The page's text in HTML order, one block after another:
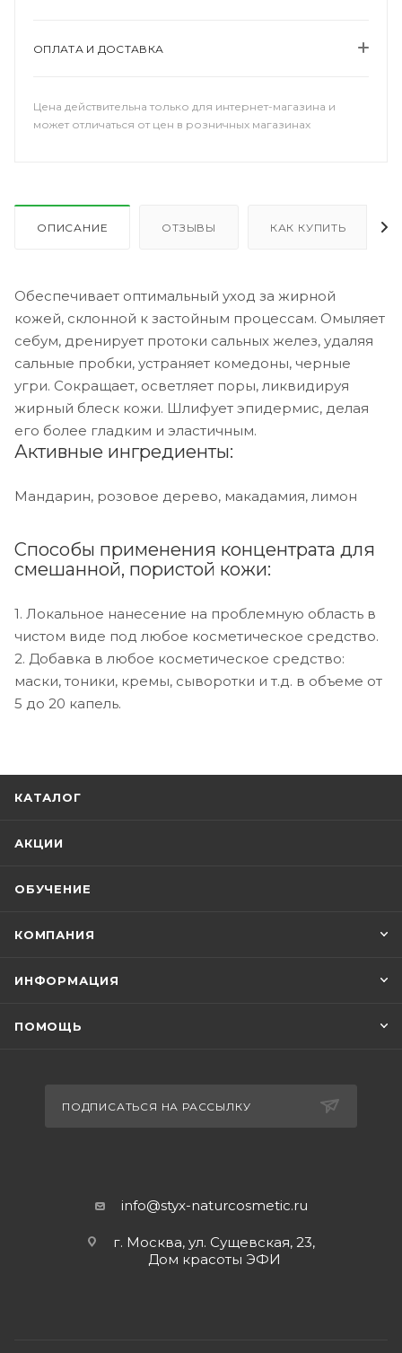
ОПЛАТА И ДОСТАВКА
Цена действительна только для интернет-магазина и
может отличаться от цен в розничных магазинах
ОПИСАНИЕ ОТЗЫВЫ КАК КУПИТЬ
Обеспечивает оптимальный уход за жирной
кожей, склонной к застойным процессам. Омыляет
себум, дренирует протоки сальных желез, удаляя
сальные пробки, устраняет комедоны, черные
угри. Сокращает, осветляет поры, ликвидируя
жирный блеск кожи. Шлифует эпидермис, делая
его более гладким и эластичным.
Активные ингредиенты:
Мандарин, розовое дерево, макадамия, лимон
Способы применения концентрата для
смешанной, пористой кожи:
1. Локальное нанесение на проблемную область в
чистом виде под любое косметическое средство.
2. Добавка в любое косметическое средство:
маски, тоники, кремы, сыворотки и т.д. в объеме от
5 до 20 капель.
КАТАЛОГ
АКЦИИ
ОБУЧЕНИЕ
КОМПАНИЯ
ИНФОРМАЦИЯ
ПОМОЩЬ
ПОДПИСАТЬСЯ НА РАССЫЛКУ
info@styx-naturcosmetic.ru
г. Москва, ул. Сущевская, 23,
Дом красоты ЭФИ